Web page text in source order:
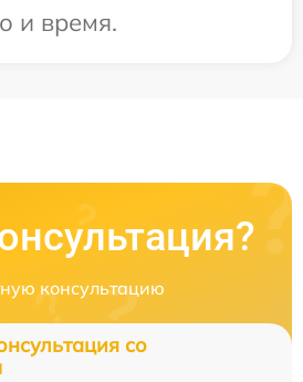
и время.
консультацию
со